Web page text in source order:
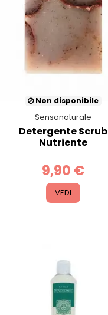
Non disponibile
Sensonaturale
Detergente Scrub
Nutriente
9,90 €
VEDI